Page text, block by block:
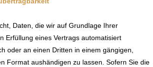
Daten, die wir auf Grundlage Ihrer
Erfüllung eines Vertrags automatisiert
oder an einen Dritten in einem gängigen,
Format aushändigen zu lassen. Sofern Sie die